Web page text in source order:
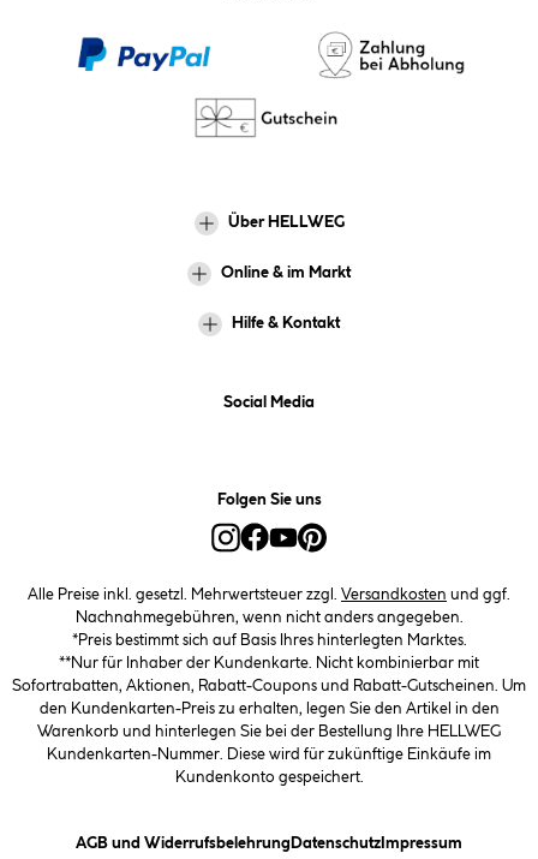
Über HELLWEG
Online & im Markt
Hilfe & Kontakt
Social Media
Folgen Sie uns
Alle Preise inkl. gesetzl. Mehrwertsteuer zzgl. Versandkosten und ggf.
Nachnahmegebühren, wenn nicht anders angegeben.
*Preis bestimmt sich auf Basis Ihres hinterlegten Marktes.
**Nur für Inhaber der Kundenkarte. Nicht kombinierbar mit
Sofortrabatten, Aktionen, Rabatt-Coupons und Rabatt-Gutscheinen. Um
den Kundenkarten-Preis zu erhalten, legen Sie den Artikel in den
Warenkorb und hinterlegen Sie bei der Bestellung Ihre HELLWEG
Kundenkarten-Nummer. Diese wird für zukünftige Einkäufe im
Kundenkonto gespeichert.
AGB und Widerrufsbelehrung (öffnet ein Dialogfeld)
Datenschutz(öffnet ein Dialogfeld)
Impressum